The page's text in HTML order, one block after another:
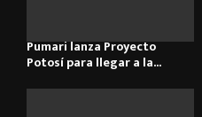
Pumari lanza Proyecto
Potosí para llegar a la...